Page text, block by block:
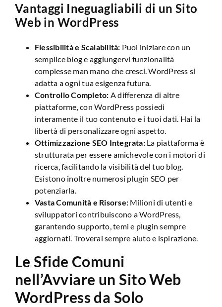
Vantaggi Ineguagliabili di un Sito
Web in WordPress
Flessibilità e Scalabilità: Puoi iniziare con un
semplice blog e aggiungervi funzionalità
complesse man mano che cresci. WordPress si
adatta a ogni tua esigenza futura.
Controllo Completo: A differenza di altre
piattaforme, con WordPress possiedi
interamente il tuo contenuto e i tuoi dati. Hai la
libertà di personalizzare ogni aspetto.
Ottimizzazione SEO Integrata:La piattaforma è
strutturata per essere amichevole con i motori di
ricerca, facilitando la visibilità del tuo blog.
Esistono inoltre numerosi plugin SEO per
potenziarla.
Vasta Comunità e Risorse: Milioni di utenti e
sviluppatori contribuiscono a WordPress,
garantendo supporto, temi e plugin sempre
aggiornati. Troverai sempre aiuto e ispirazione.
Le Sfide Comuni
nell’Avviare un Sito Web
WordPress da Solo